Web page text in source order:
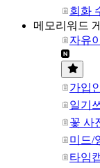
회화
메모리워드
자유
가입
일기
꽃 사
미드/
타임